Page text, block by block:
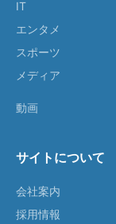
IT
エンタメ
スポーツ
メディア
動画
サイトについて
会社案内
採用情報